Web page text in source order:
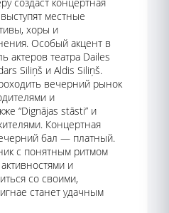
местные
хоры и
Особый акцент в
актеров театра Dailes
Siliņš и Aldis Siliņš.
вечерний рынок
и
“Dignājas stāsti” и
Концертная
бал — платный.
с понятным ритмом
и
со своими,
станет удачным